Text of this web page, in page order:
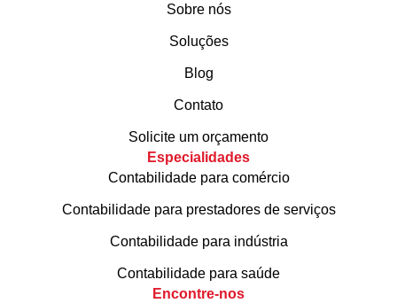
Sobre nós
Soluções
Blog
Contato
Solicite um orçamento
Especialidades
Contabilidade para comércio
Contabilidade para prestadores de serviços
Contabilidade para indústria
Contabilidade para saúde
Encontre-nos